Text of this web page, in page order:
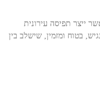
ייצר תפיסה עירונית
בטוח ומזמין, שישלב בין